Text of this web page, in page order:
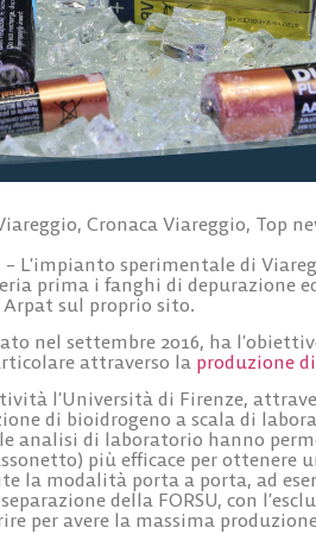
, Cronaca Viareggio, Top
– L’impianto sperimentale di
prima i fanghi di
Arpat sul proprio sito.
nel settembre 2016, ha
attraverso la produzione
l’Università di Firenze,
di bioidrogeno a scala di
analisi di laboratorio hanno
più efficace per ottenere
la modalità porta a porta, ad
della FORSU, con
per avere la massima